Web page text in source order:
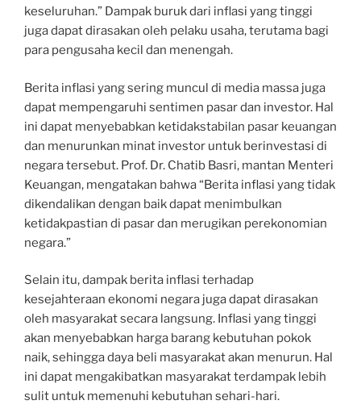
keseluruhan.” Dampak buruk dari inflasi yang tinggi
juga dapat dirasakan oleh pelaku usaha, terutama bagi
para pengusaha kecil dan menengah.
Berita inflasi yang sering muncul di media massa juga
dapat mempengaruhi sentimen pasar dan investor. Hal
ini dapat menyebabkan ketidakstabilan pasar keuangan
dan menurunkan minat investor untuk berinvestasi di
negara tersebut. Prof. Dr. Chatib Basri, mantan Menteri
Keuangan, mengatakan bahwa “Berita inflasi yang tidak
dikendalikan dengan baik dapat menimbulkan
ketidakpastian di pasar dan merugikan perekonomian
negara.”
Selain itu, dampak berita inflasi terhadap
kesejahteraan ekonomi negara juga dapat dirasakan
oleh masyarakat secara langsung. Inflasi yang tinggi
akan menyebabkan harga barang kebutuhan pokok
naik, sehingga daya beli masyarakat akan menurun. Hal
ini dapat mengakibatkan masyarakat terdampak lebih
sulit untuk memenuhi kebutuhan sehari-hari.